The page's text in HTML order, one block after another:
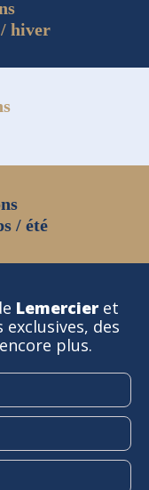
hiver
/ été
Lemercier et
des
plus.